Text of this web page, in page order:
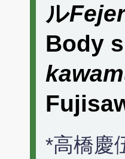
ル
Body
*高橋慶